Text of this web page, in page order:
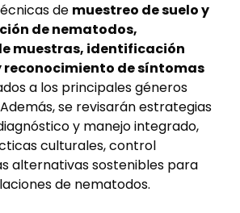
de muestreo de suelo y
de nematodos,
muestras, identificación
de síntomas
a los principales géneros
se revisarán estrategias
y manejo integrado,
culturales, control
alternativas sostenibles para
de nematodos.